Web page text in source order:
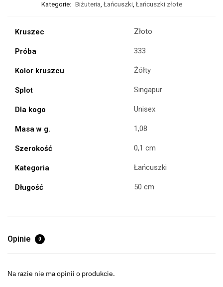
Kategorie: Biżuteria, Łańcuszki, Łańcuszki złote
Kruszec Złoto
Próba 333
Kolor kruszcu Żółty
Splot Singapur
Dla kogo Unisex
Masa w g. 1,08
Szerokość 0,1 cm
Kategoria Łańcuszki
Długość 50 cm
Opinie 0
Na razie nie ma opinii o produkcie.